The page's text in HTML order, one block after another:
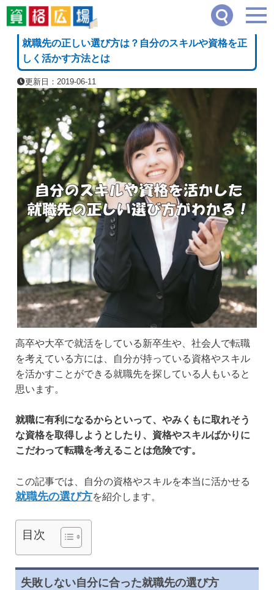
資格広場≫ 資格・職業のコラム 就職先の正しい選び方は？自分のスキルや資格を
[PR]
就職先の正しい選び方は？自分のスキルや資格を正
しく活かす方法とは
更新日：2019-06-11
高卒や大卒で就活をしている新卒生や、社会人で転職
を考えている方には、自分が持っている資格やスキル
を活かすことができる就職先を探している人もいると
思います。
就職に有利になるからといって、やみくもに取れそう
な資格を取得しようとしたり、資格やスキルばかりに
こだわって転職を考えることは危険です。
この記事では、自分の資格やスキルを本当に活かせる
就職先の選び方を紹介します。
目次
失敗しない自分に合った就職先の選び方